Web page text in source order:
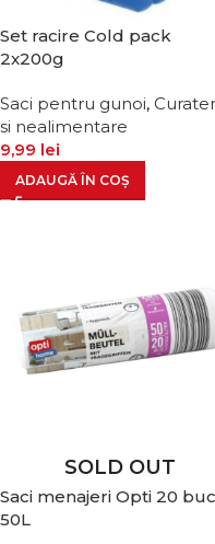
Set racire Cold pack
2x200g
Saci pentru gunoi,
si nealimentare
9,99 lei
ADAUGĂ ÎN COȘ
SOLD OUT
Saci menajeri Opti 20
50L